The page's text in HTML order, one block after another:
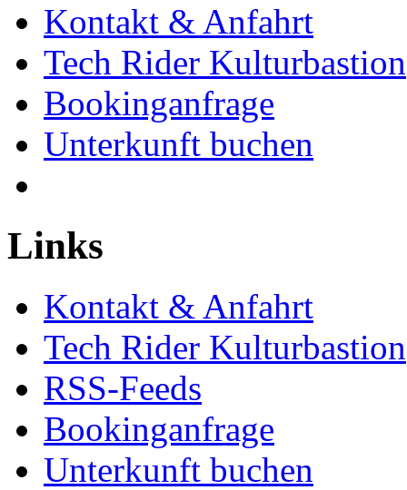
Kontakt & Anfahrt
Tech Rider Kulturbastion
Bookinganfrage
Unterkunft buchen
Links
Kontakt & Anfahrt
Tech Rider Kulturbastion
RSS-Feeds
Bookinganfrage
Unterkunft buchen